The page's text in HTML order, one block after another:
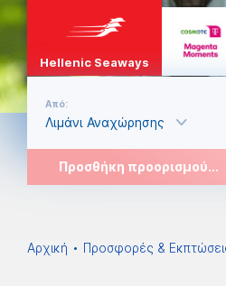
Hellenic Seaways
Από:
Προσθήκη προορισμού...
Αρχική Προσφορές &